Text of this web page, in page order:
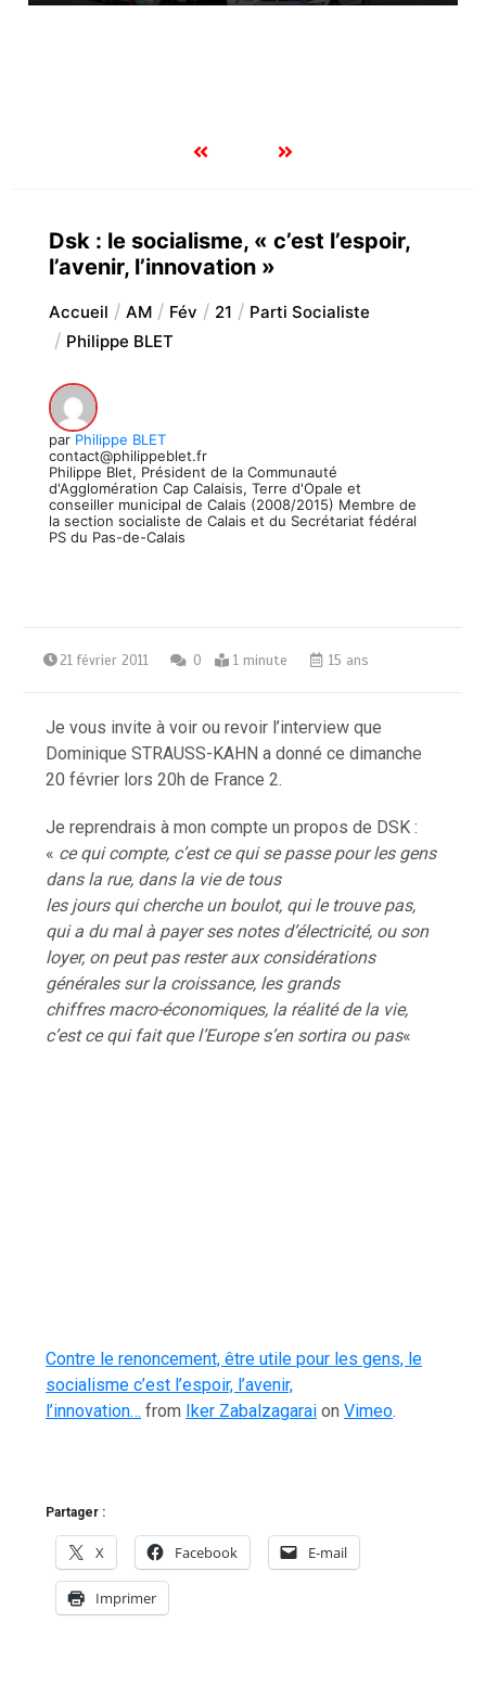
Dsk : le socialisme, « c’est l’espoir,
l’avenir, l’innovation »
Accueil AM Fév 21
Parti Socialiste
Philippe BLET
par Philippe BLET
contact@philippeblet.fr
Philippe Blet, Président de la Communauté
d'Agglomération Cap Calaisis, Terre d'Opale et
conseiller municipal de Calais (2008/2015) Membre de
la section socialiste de Calais et du Secrétariat fédéral
PS du Pas-de-Calais
21 février 2011 0 1 minute 15 ans
Je vous invite à voir ou revoir l’interview que
Dominique STRAUSS-KAHN a donné ce dimanche
20 février lors 20h de France 2.
Je reprendrais à mon compte un propos de DSK :
« ce qui compte, c’est ce qui se passe pour les gens
dans la rue, dans la vie de tous
les jours qui cherche un boulot, qui le trouve pas,
qui a du mal à payer ses notes d’électricité, ou son
loyer, on peut pas rester aux considérations
générales sur la croissance, les grands
chiffres macro-économiques, la réalité de la vie,
c’est ce qui fait que l’Europe s’en sortira ou pas«
Contre le renoncement, être utile pour les gens, le
socialisme c’est l’espoir, l’avenir,
l’innovation… from Iker Zabalzagarai onVimeo.
Partager :
X Facebook E-mail
Imprimer